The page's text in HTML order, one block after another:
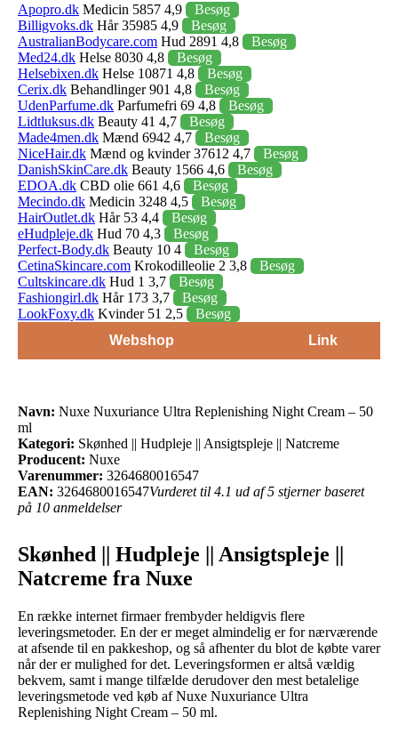
Apopro.dk Medicin 5857 4,9
Besøg
Billigvoks.dk Hår 35985 4,9
Besøg
AustralianBodycare.com Hud 2891 4,8
Besøg
Med24.dk Helse 8030 4,8
Besøg
Helsebixen.dk Helse 10871 4,8
Besøg
Cerix.dk Behandlinger 901 4,8
Besøg
UdenParfume.dk Parfumefri 69 4,8
Besøg
Lidtluksus.dk Beauty 41 4,7
Besøg
Made4men.dk Mænd 6942 4,7
Besøg
NiceHair.dk Mænd og kvinder 37612 4,7
Besøg
DanishSkinCare.dk Beauty 1566 4,6
Besøg
EDOA.dk CBD olie 661 4,6
Besøg
Mecindo.dk Medicin 3248 4,5
Besøg
HairOutlet.dk Hår 53 4,4
Besøg
eHudpleje.dk Hud 70 4,3
Besøg
Perfect-Body.dk Beauty 10 4
Besøg
CetinaSkincare.com Krokodilleolie 2 3,8
Besøg
Cultskincare.dk Hud 1 3,7
Besøg
Fashiongirl.dk Hår 173 3,7
Besøg
LookFoxy.dk Kvinder 51 2,5
Besøg
Webshop
Link
Navn: Nuxe Nuxuriance Ultra Replenishing Night Cream – 50
ml
Kategori: Skønhed || Hudpleje || Ansigtspleje || Natcreme
Producent: Nuxe
Varenummer: 3264680016547
EAN: 3264680016547Vurderet til 4.1 ud af 5 stjerner baseret
på 10 anmeldelser
Skønhed || Hudpleje || Ansigtspleje ||
Natcreme fra Nuxe
En række internet firmaer frembyder heldigvis flere
leveringsmetoder. En der er meget almindelig er for nærværende
at afsende til en pakkeshop, og så afhenter du blot de købte varer
når der er mulighed for det. Leveringsformen er altså vældig
bekvem, samt i mange tilfælde derudover den mest betalelige
leveringsmetode ved køb af Nuxe Nuxuriance Ultra
Replenishing Night Cream – 50 ml.